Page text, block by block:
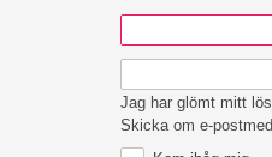
Jag har glömt mitt
Skicka om e-